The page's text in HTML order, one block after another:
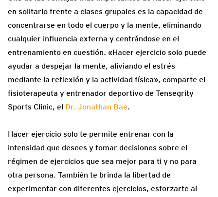
en solitario frente a clases grupales es la capacidad de
concentrarse en todo el cuerpo y la mente, eliminando
cualquier influencia externa y centrándose en el
entrenamiento en cuestión. «Hacer ejercicio solo puede
ayudar a despejar la mente, aliviando el estrés
mediante la reflexión y la actividad física», comparte el
fisioterapeuta y entrenador deportivo de Tensegrity
Sports Clinic, el Dr. Jonathan Bae.
Hacer ejercicio solo te permite entrenar con la
intensidad que desees y tomar decisiones sobre el
régimen de ejercicios que sea mejor para ti y no para
otra persona. También te brinda la libertad de
experimentar con diferentes ejercicios, esforzarte al